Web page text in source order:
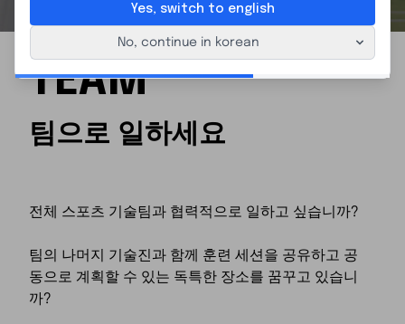
TEAM
팀으로 일하세요
전체 스포츠 기술팀과 협력적으로 일하고 싶습니까?
팀의 나머지 기술진과 함께 훈련 세션을 공유하고 공
동으로 계획할 수 있는 독특한 장소를 꿈꾸고 있습니
까?
No, continue in korean
Yes, switch to english